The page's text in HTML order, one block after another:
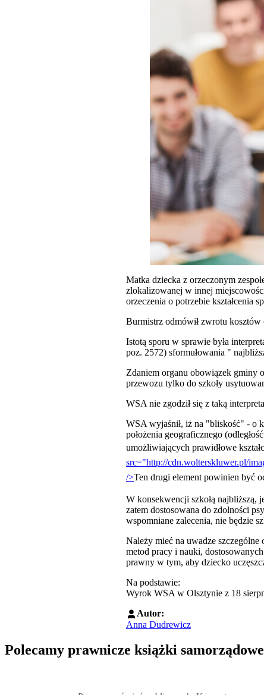
Matka dziecka z orzeczonym
zlokalizowanej w innej
orzeczenia o potrzebie kształcenia
Burmistrz odmówił zwrotu kosztów
Istotą sporu w sprawie była
poz. 2572) sformułowania "
Zdaniem organu obowiązek gminy
przewozu tylko do szkoły
WSA nie zgodził się z taką
WSA wyjaśnił, iż na "bliskość" - o
położenia geograficznego
umożliwiających prawidłowe
src="http://cdn.wolterskluwer.pl/
/>Ten drugi element powinien być
W konsekwencji szkołą najbliższą,
zatem dostosowana do zdolności
wspomniane zalecenia, nie będzie
Należy mieć na uwadze
metod pracy i nauki,
prawny w tym, aby dziecko
Na podstawie:
Wyrok WSA w Olsztynie z 18
Autor:
Anna Dudrewicz
Polecamy prawnicze książki samorządowe